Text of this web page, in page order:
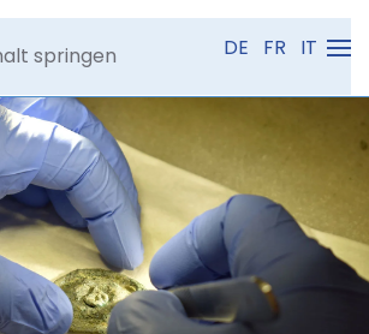
springen DE FR IT